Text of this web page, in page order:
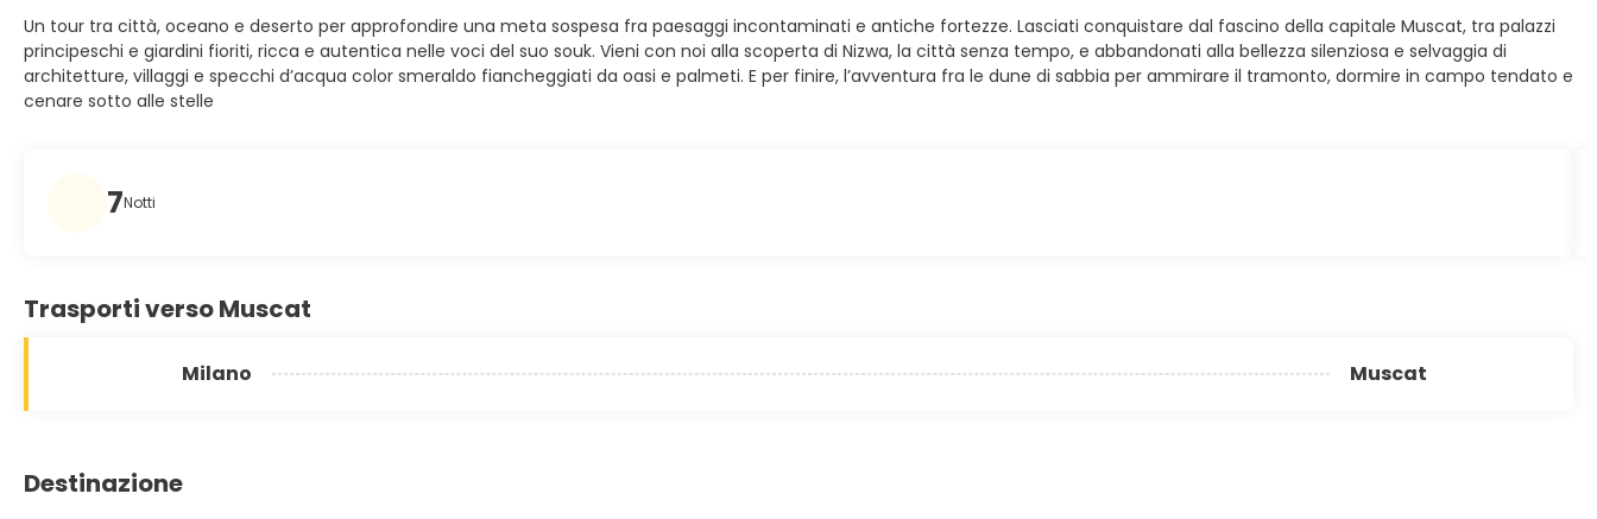
Un tour tra città, oceano e deserto per approfondire una meta sospesa fra paesaggi incontaminati e antiche fortezze. Lasciati conquistare dal fascino della capitale Muscat, tra palazzi
principeschi e giardini fioriti, ricca e autentica nelle voci del suo souk. Vieni con noi alla scoperta di Nizwa, la città senza tempo, e abbandonati alla bellezza silenziosa e selvaggia di
architetture, villaggi e specchi d’acqua color smeraldo fiancheggiati da oasi e palmeti. E per finire, l’avventura fra le dune di sabbia per ammirare il tramonto, dormire in campo tendato e
cenare sotto alle stelle
7Notti
Trasporti verso Muscat
Milano Muscat
Destinazione